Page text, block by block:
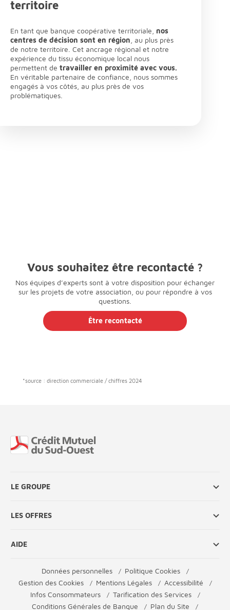
territoire
En tant que banque coopérative territoriale, nos
centres de décision sont en région , au plus près
de notre territoire. Cet ancrage régional et notre
expérience du tissu économique local nous
permettent de travailler en proximité avec vous.
En véritable partenaire de confiance, nous sommes
engagés à vos côtés, au plus près de vos
problématiques.
Vous souhaitez être recontacté ?
Nos équipes d’experts sont à votre disposition pour échanger
sur les projets de votre association, ou pour répondre à vos
questions.
Être recontacté
*source : direction commerciale / chiffres 2024
LE GROUPE
LES OFFRES
AIDE
Données personnelles
Politique Cookies
Gestion des Cookies
Mentions Légales
Accessibilité
Infos Consommateurs
Tarification des Services
Conditions Générales de Banque
Plan du Site
Fin de page